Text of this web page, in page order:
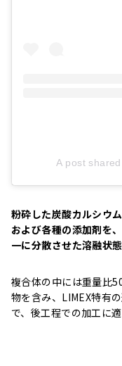
A post
粉砕した炭酸カルシウ
および各種の添加剤を
一に分散させた溶融状
複合体の中には重量比
物を含み、LIMEX特有
で、後工程での加工に